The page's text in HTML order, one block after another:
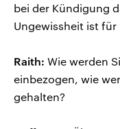
bei der Kündigung
Ungewissheit ist
Raith: Wie werden
einbezogen, wie
gehalten?